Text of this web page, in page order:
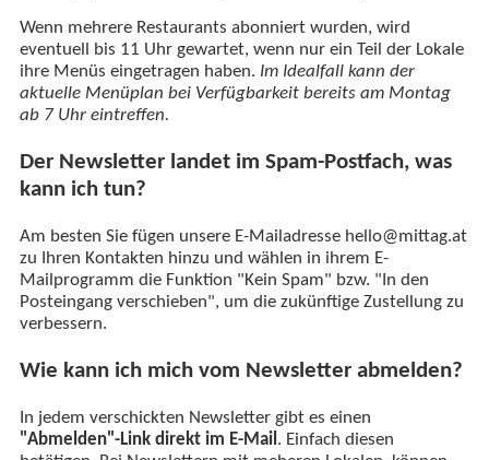
Wenn mehrere Restaurants abonniert wurden, wird
eventuell bis 11 Uhr gewartet, wenn nur ein Teil der Lokale
ihre Menüs eingetragen haben. Im Idealfall kann der
aktuelle Menüplan bei Verfügbarkeit bereits am Montag
ab 7 Uhr eintreffen.
Der Newsletter landet im Spam-Postfach, was
kann ich tun?
Am besten Sie fügen unsere E-Mailadresse hello@mittag.at
zu Ihren Kontakten hinzu und wählen in ihrem E-
Mailprogramm die Funktion "Kein Spam" bzw. "In den
Posteingang verschieben", um die zukünftige Zustellung zu
verbessern.
Wie kann ich mich vom Newsletter abmelden?
In jedem verschickten Newsletter gibt es einen
"Abmelden"-Link direkt im E-Mail. Einfach diesen